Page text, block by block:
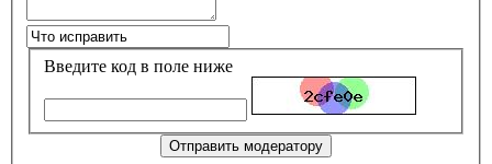
Введите код в поле ниже
Отправить модератору